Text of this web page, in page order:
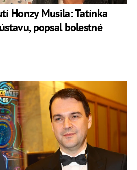
Honzy Musila: Tatínka
popsal bolestné